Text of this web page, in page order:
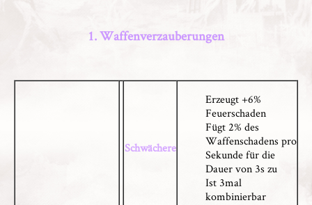
1. Waffenverzauberungen
Schwächere
Erzeugt +6%
Feuerschaden
Fügt 2% des
Waffenschadens pro
Sekunde für die
Dauer von 3s zu
Ist 3mal
kombinierbar